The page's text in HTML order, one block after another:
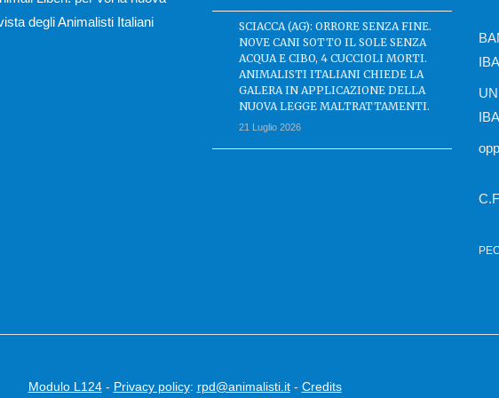
degli Animalisti Italiani
SCIACCA (AG): ORRORE SENZA FINE.
NOVE CANI SOTTO IL SOLE SENZA
ACQUA E CIBO, 4 CUCCIOLI MORTI.
ANIMALISTI ITALIANI CHIEDE LA
GALERA IN APPLICAZIONE DELLA
NUOVA LEGGE MALTRATTAMENTI.
21 Luglio 2026
Modulo L124- Privacy policy: rpd@animalisti.it- Credits